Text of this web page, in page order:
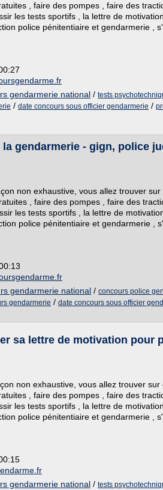
, faire des pompes , faire des
les tests sportifs , la lettre de
police pénitentiaire et gendarmerie ,
gendarmerie national / tests
/ date concours sous officier gendarmerie /
gendarmerie - gign, police
non exhaustive, vous allez trouver
, faire des pompes , faire des
les tests sportifs , la lettre de
police pénitentiaire et gendarmerie ,
gendarmerie national / concours police
gendarmerie / date concours sous officier
sa lettre de motivation pour
non exhaustive, vous allez trouver
, faire des pompes , faire des
les tests sportifs , la lettre de
police pénitentiaire et gendarmerie ,
gendarmerie national / tests